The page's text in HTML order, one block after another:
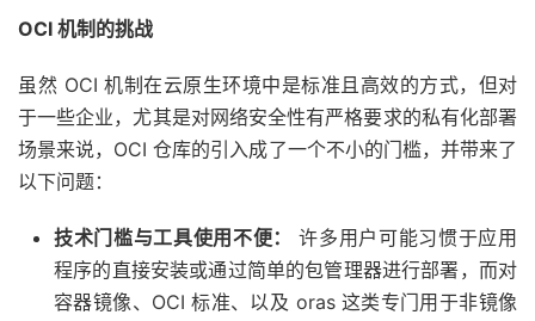
OCI 机制的挑战
虽然 OCI 机制在云原生环境中是标准且高效的方式，但对
于一些企业，尤其是对网络安全性有严格要求的私有化部署
场景来说，OCI 仓库的引入成了一个不小的门槛，并带来了
以下问题：
技术门槛与工具使用不便：
许多用户可能习惯于应用
程序的直接安装或通过简单的包管理器进行部署，而对
容器镜像、OCI 标准、以及 oras 这类专门用于非镜像